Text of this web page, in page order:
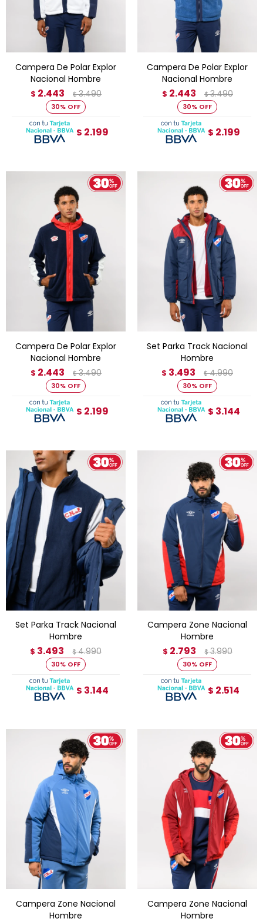
Campera De Polar Explor
Nacional Hombre
$ 2.443 $ 3.490
30
$ 2.199
Campera De Polar Explor
Nacional Hombre
$ 2.443 $ 3.490
30
$ 2.199
Campera De Polar Explor
Nacional Hombre
$ 2.443 $ 3.490
30
$ 2.199
Set Parka Track Nacional
Hombre
$ 3.493 $ 4.990
30
$ 3.144
Set Parka Track Nacional
Hombre
$ 3.493 $ 4.990
30
$ 3.144
Campera Zone Nacional
Hombre
$ 2.793 $ 3.990
30
$ 2.514
Campera Zone Nacional
Hombre
Campera Zone Nacional
Hombre